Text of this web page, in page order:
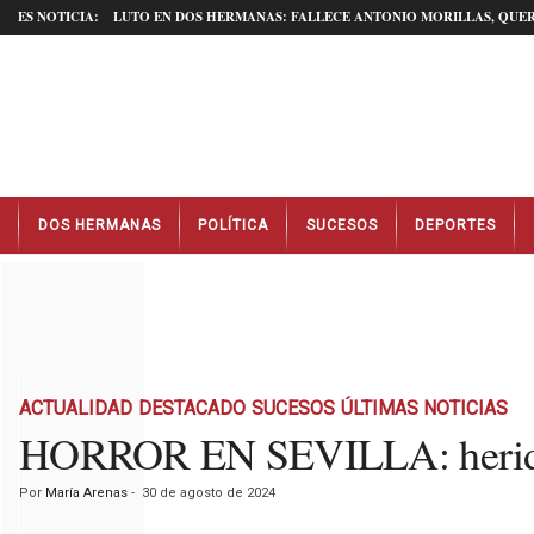
ES NOTICIA: LUTO EN DOS HERMANAS: FALLECE ANTONIO MORILLAS,
t
DOS HERMANAS POLÍTICA SUCESOS DEPORTES
ACTUALIDAD DESTACADO SUCESOS ÚLTIMAS NOTICIAS
HORROR EN SEVILLA:
Por María Arenas - 30 de agosto de 2024